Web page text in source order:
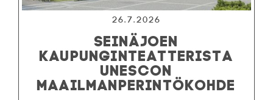
26.7.2026
SEINÄJOEN
KAUPUNGINTEATTERISTA
UNESCON
MAAILMANPERINTÖKOHDE